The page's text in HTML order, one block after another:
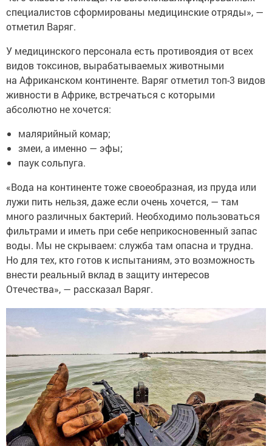
специалистов сформированы медицинские отряды», —
отметил Варяг.
У медицинского персонала есть противоядия от всех
видов токсинов, вырабатываемых животными
на Африканском континенте. Варяг отметил топ-3 видов
живности в Африке, встречаться с которыми
абсолютно не хочется:
малярийный комар;
змеи, а именно — эфы;
паук сольпуга.
«Вода на континенте тоже своеобразная, из пруда или
лужи пить нельзя, даже если очень хочется, — там
много различных бактерий. Необходимо пользоваться
фильтрами и иметь при себе неприкосновенный запас
воды. Мы не скрываем: служба там опасна и трудна.
Но для тех, кто готов к испытаниям, это возможность
внести реальный вклад в защиту интересов
Отечества», — рассказал Варяг.